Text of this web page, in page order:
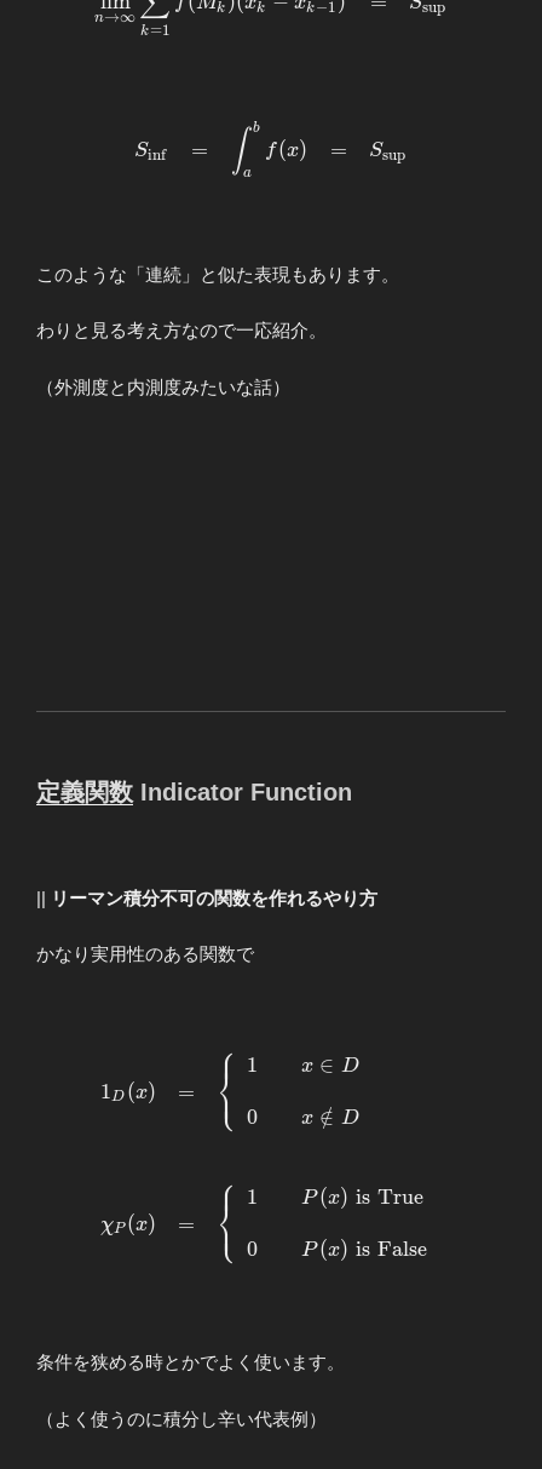
1},x_k] \} \Bigr)
&=&f(M_k)
&=&S_{\mathrm{inf}} \\
(x_{k}-x_{k-
1})&=&S_{\mathrm{sup}}
\end{array}
n→∞
k=1
k k k−1 sup
\begin{array}{llllll} S_{\mathrm{inf}}
&=&\displaystyle
\int_{a}^{b}f(x)&=&S_{\mathrm{sup}}
Sinf = ∫a
b
f (x) = Ssup
このような「連続」と似た表現もあります。
わりと見る考え方なので一応紹介。
（外測度と内測度みたいな話）
定義関数 Indicator Function
|| リーマン積分不可の関数を作れるやり方
かなり実用性のある関数で
\begin{array}{rcl}
\displaystyle
1_D(x)&=&\displaystyle
1&&x∈D \\ \\ 0 &&x∉D
\end{array} \right. \\ \\
\\ \displaystyle
χ_P(x)&=&\displaystyle
\,\, \mathrm{True} \\
\,\,\mathrm{is} \,\,
1D (x)
χP (x)
=
=
⎩
⎪
⎨
⎪
⎧ 1
0
x ∈ D
x ∈
/ D
⎩
⎪
⎨
⎪
⎧ 1
0
P (x) is True
P (x) is False
条件を狭める時とかでよく使います。
（よく使うのに積分し辛い代表例）